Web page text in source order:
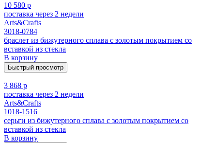
10 580 р
поставка через 2 недели
Arts&Crafts
3018-0784
браслет из бижутерного сплава с золотым покрытием cо
вставкой из стекла
В корзину
Быстрый просмотр
3 868 р
поставка через 2 недели
Arts&Crafts
1018-1516
серьги из бижутерного сплава с золотым покрытием cо
вставкой из стекла
В корзину